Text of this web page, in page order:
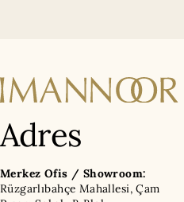
Adres
Merkez Ofis / Showroom:
Rüzgarlıbahçe Mahallesi, Çam